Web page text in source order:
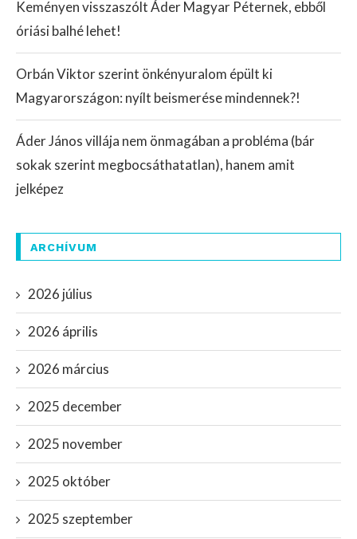
Keményen visszaszólt Áder Magyar Péternek, ebből
óriási balhé lehet!
Orbán Viktor szerint önkényuralom épült ki
Magyarországon: nyílt beismerése mindennek?!
Áder János villája nem önmagában a probléma (bár
sokak szerint megbocsáthatatlan), hanem amit
jelképez
ARCHÍVUM
2026 július
2026 április
2026 március
2025 december
2025 november
2025 október
2025 szeptember